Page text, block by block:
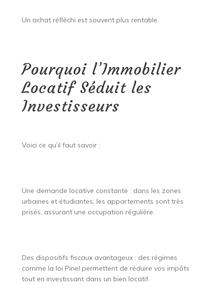
Un achat réfléchi est souvent plus rentable.
Pourquoi l’Immobilier
Locatif Séduit les
Investisseurs
Voici ce qu’il faut savoir :
Une demande locative constante : dans les zones
urbaines et étudiantes, les appartements sont très
prisés, assurant une occupation régulière.
Des dispositifs fiscaux avantageux : des régimes
comme la loi Pinel permettent de réduire vos impôts
tout en investissant dans un bien locatif.